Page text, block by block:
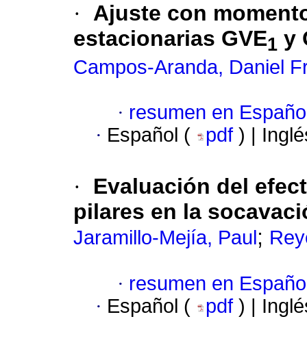
·
Ajuste con
estacionarias GVE1 y
Campos-Aranda, Daniel
· resumen en
· Español ( pdf ) |
·
Evaluación del
pilares en la
Jaramillo-Mejía, Paul ;
· resumen en
· Español ( pdf ) |